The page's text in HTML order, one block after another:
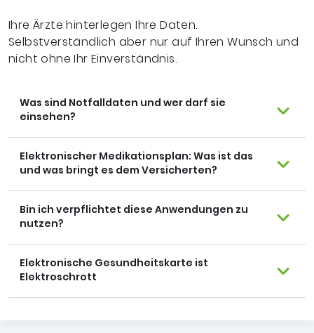
Ihre Ärzte hinterlegen Ihre Daten.
Selbstverständlich aber nur auf Ihren Wunsch und
nicht ohne Ihr Einverständnis.
Was sind Notfalldaten und wer darf sie
einsehen?
Elektronischer Medikationsplan: Was ist das
und was bringt es dem Versicherten?
Bin ich verpflichtet diese Anwendungen zu
nutzen?
Elektronische Gesundheitskarte ist
Elektroschrott